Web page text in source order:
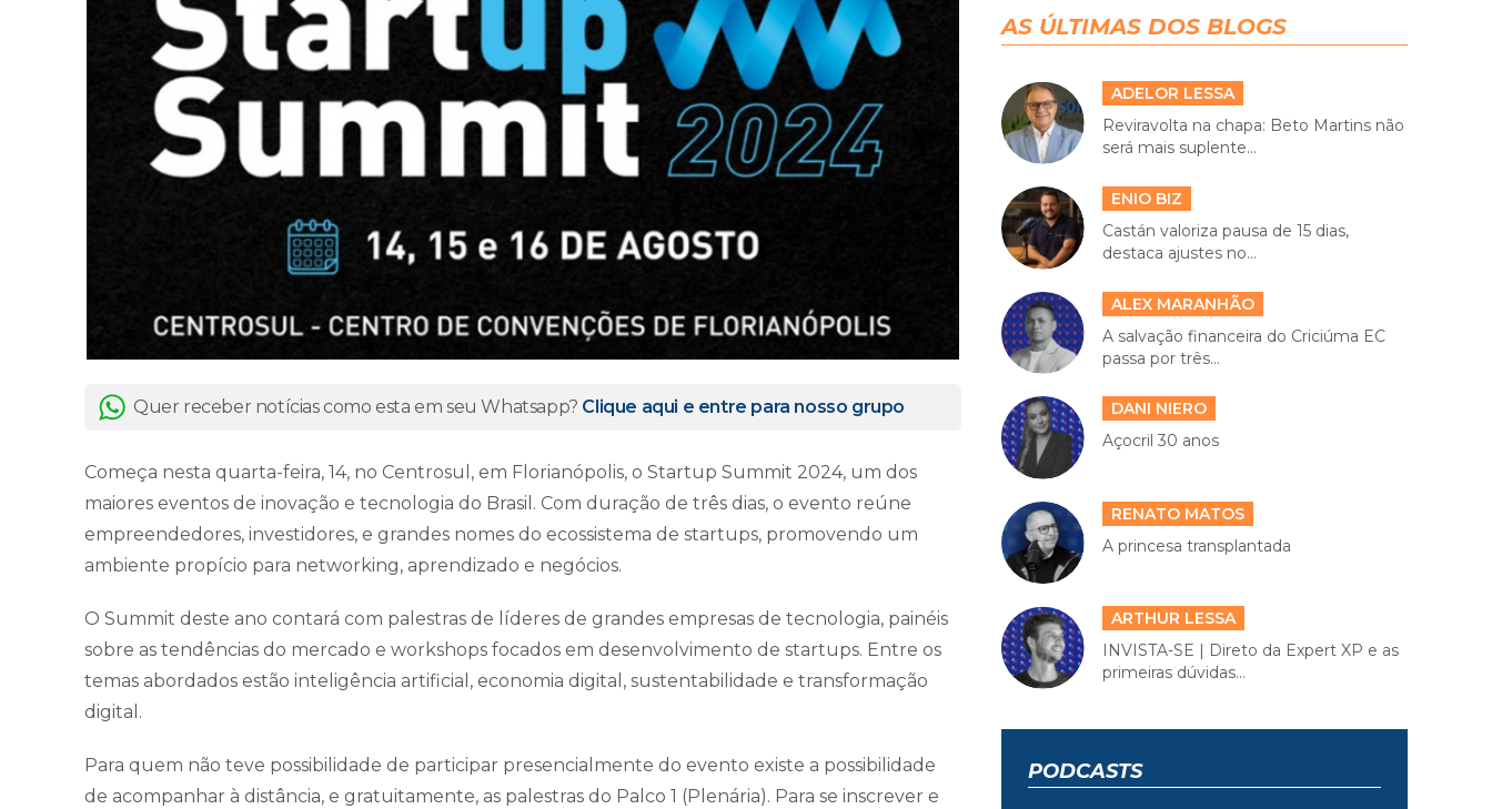
Quer receber notícias como esta em seu Whatsapp? Clique aqui e entre para nosso grupo
Começa nesta quarta-feira, 14, no Centrosul, em Florianópolis, o Startup Summit 2024, um dos
maiores eventos de inovação e tecnologia do Brasil. Com duração de três dias, o evento reúne
empreendedores, investidores, e grandes nomes do ecossistema de startups, promovendo um
ambiente propício para networking, aprendizado e negócios.
O Summit deste ano contará com palestras de líderes de grandes empresas de tecnologia, painéis
sobre as tendências do mercado e workshops focados em desenvolvimento de startups. Entre os
temas abordados estão inteligência artificial, economia digital, sustentabilidade e transformação
digital.
Para quem não teve possibilidade de participar presencialmente do evento existe a possibilidade
de acompanhar à distância, e gratuitamente, as palestras do Palco 1 (Plenária). Para se inscrever e
AS ÚLTIMAS DOS BLOGS
ADELOR LESSA
Reviravolta na chapa: Beto Martins não
será mais suplente...
ENIO BIZ
Castán valoriza pausa de 15 dias,
destaca ajustes no...
ALEX MARANHÃO
A salvação financeira do Criciúma EC
passa por três...
DANI NIERO
Açocril 30 anos
RENATO MATOS
A princesa transplantada
ARTHUR LESSA
INVISTA-SE | Direto da Expert XP e as
primeiras dúvidas...
PODCASTS